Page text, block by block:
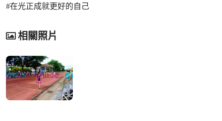
#在光正成就更好的自己
相關照片